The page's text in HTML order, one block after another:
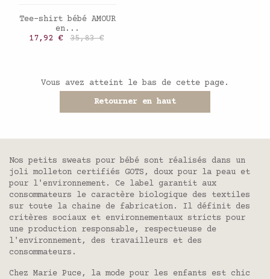
AJOUTER AU PANIER
Tee-shirt bébé AMOUR
en...
Prix
17,92 € Prix de base
35,83 €
Vous avez atteint le bas de cette page.
Retourner en haut
Nos petits sweats pour bébé sont réalisés dans un
joli molleton certifiés GOTS, doux pour la peau et
pour l'environnement. Ce label garantit aux
consommateurs le caractère biologique des textiles
sur toute la chaine de fabrication. Il définit des
critères sociaux et environnementaux stricts pour
une production responsable, respectueuse de
l'environnement, des travailleurs et des
consommateurs.
Chez Marie Puce, la mode pour les enfants est chic